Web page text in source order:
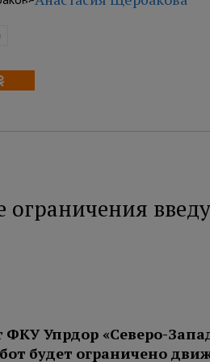
ФКУ Упрдор «Северо-
будет ограничено